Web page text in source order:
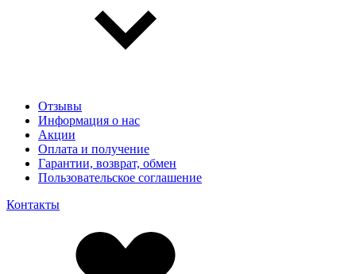
Отзывы
Информация о нас
Акции
Оплата и получение
Гарантии, возврат, обмен
Пользовательское соглашение
Контакты